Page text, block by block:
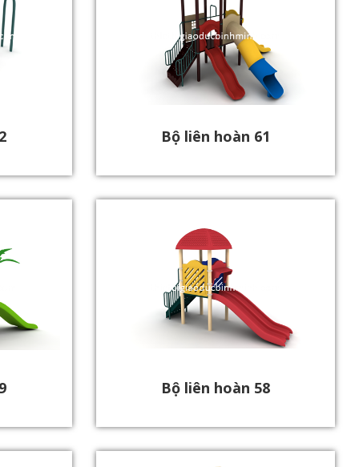
Bộ liên hoàn 61
Bộ liên hoàn 58